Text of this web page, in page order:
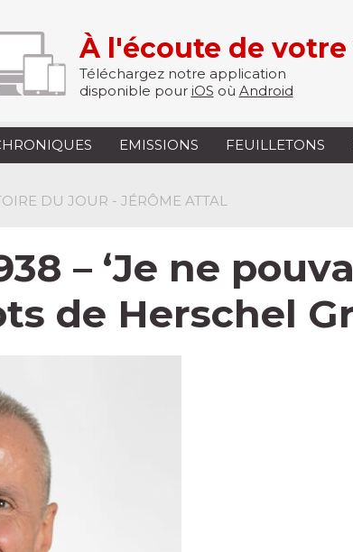
À l'écoute de votre
Téléchargez notre application
disponible pour iOS où Android
EMISSIONS FEUILLETONS
DU JOUR - JÉRÔME ATTAL
– ‘Je ne
de Herschel